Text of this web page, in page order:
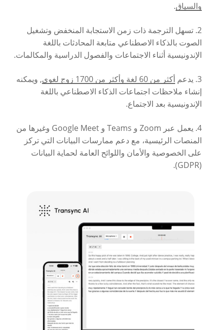
والسياق.
2. تسهل الترجمة ذات زمن الاستجابة المنخفض وتشغيل
الصوت بالذكاء الاصطناعي متابعة المحادثات باللغة
الإندونيسية أثناء الاجتماعات والفصول الدراسية والمكالمات.
3. يدعم أكثر من 60 لغة وأكثر من 1700 زوج لغوي
, ويمكنه
إنشاء ملاحظات اجتماعات الذكاء الاصطناعي باللغة
الإندونيسية بعد الاجتماع.
4. يعمل عبر Zoom و Teams و Google Meet وغيرها من
المنصات الرئيسية، مع دعم ممارسات البيانات التي تركز
على الخصوصية والأمان واللوائح العامة لحماية البيانات
(GDPR).